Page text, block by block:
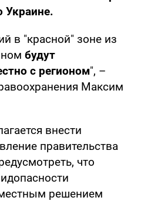
Украине.
в "красной" зоне из
будут
с регионом", –
Максим
внести
правительства
что
решением